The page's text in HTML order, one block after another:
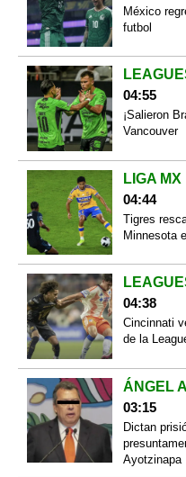
México
futbol
04:55
¡Salieron
Vancouver
LIGA MX
04:44
Tigres
Minnesota
04:38
Cincinnati
de la
ÁNGEL
03:15
Dictan
Ayotzinapa